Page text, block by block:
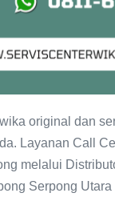
original dan
Layanan Call
melalui
Serpong Utara